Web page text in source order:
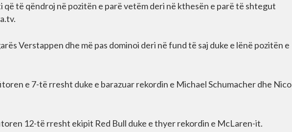
që të qëndroj në pozitën e parë vetëm deri në kthesën e parë të shtegut
Verstappen dhe më pas dominoi deri në fund të saj duke e lënë pozitën e
e 7-të rresht duke e barazuar rekordin e Michael Schumacher dhe Nico
12-të rresht ekipit Red Bull duke e thyer rekordin e McLaren-it.